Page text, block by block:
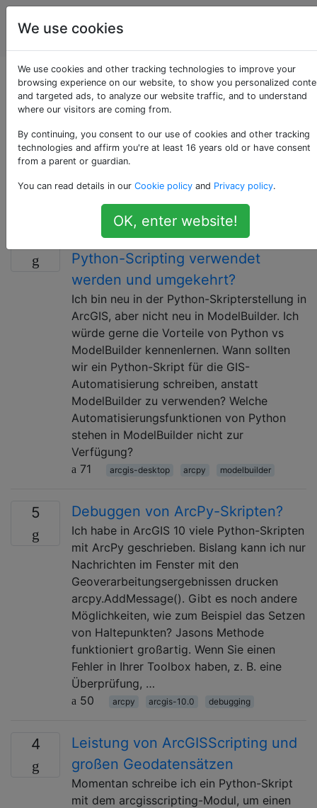
Geografisches
Informationssystem
Als «arcpy» getaggte
Fragen
Ein von Esri erstelltes Site-Paket, um die
(ArcMap und ArcGIS Pro) für Python verfügbar zu
Wann sollte ModelBuilder über
Python-Scripting verwendet
werden und umgekehrt?
Ich bin neu in der Python-Skripterstellung in
ArcGIS, aber nicht neu in ModelBuilder. Ich
würde gerne die Vorteile von Python vs
ModelBuilder kennenlernen. Wann sollten
wir ein Python-Skript für die GIS-
Automatisierung schreiben, anstatt
ModelBuilder zu verwenden? Welche
Automatisierungsfunktionen von Python
stehen in ModelBuilder nicht zur
Verfügung?
71
arcgis-desktop arcpy modelbuilder
5 Debuggen von ArcPy-Skripten?
Ich habe in ArcGIS 10 viele Python-Skripten
mit ArcPy geschrieben. Bislang kann ich nur
Nachrichten im Fenster mit den
Geoverarbeitungsergebnissen drucken
arcpy.AddMessage(). Gibt es noch andere
Möglichkeiten, wie zum Beispiel das Setzen
von Haltepunkten? Jasons Methode
funktioniert großartig. Wenn Sie einen
Fehler in Ihrer Toolbox haben, z. B. eine
Überprüfung, …
50
arcpy arcgis-10.0 debugging
4
Leistung von ArcGISScripting und
großen Geodatensätzen
Momentan schreibe ich ein Python-Skript
mit dem arcgisscripting-Modul, um einen
We use cookies
We use cookies and other tracking technologies to improve your
browsing experience on our website, to show you personalized
and targeted ads, to analyze our website traffic, and to understand
where our visitors are coming from.
By continuing, you consent to our use of cookies and other tracking
technologies and affirm you're at least 16 years old or have consent
from a parent or guardian.
You can read details in our Cookie policy and Privacy policy.
OK, enter website!